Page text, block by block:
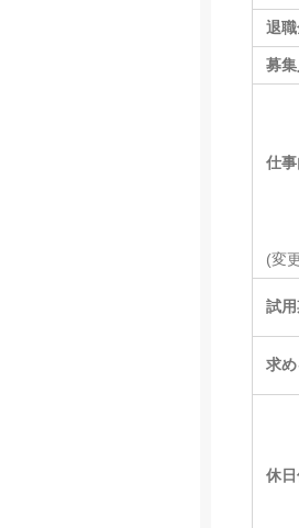
退
募
仕
(変
試用
求
休